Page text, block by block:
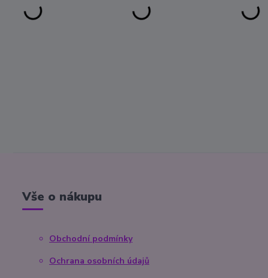
Vše o nákupu
Obchodní podmínky
Ochrana osobních údajů